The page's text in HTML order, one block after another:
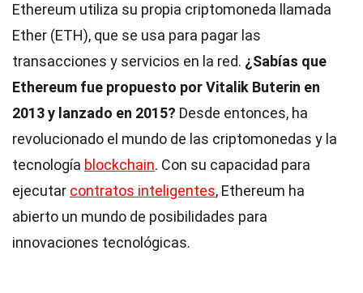
Ethereum utiliza su propia criptomoneda llamada
Ether (ETH), que se usa para pagar las
transacciones y servicios en la red. ¿Sabías que
Ethereum fue propuesto por Vitalik Buterin en
2013 y lanzado en 2015? Desde entonces, ha
revolucionado el mundo de las criptomonedas y la
tecnología blockchain. Con su capacidad para
ejecutar contratos inteligentes, Ethereum ha
abierto un mundo de posibilidades para
innovaciones tecnológicas.